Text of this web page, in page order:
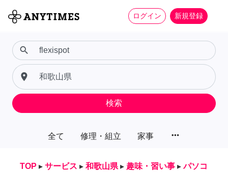
ログイン 新規登録
全て 修理・組立 家事 more_horiz
search
place
検索
TOP ▸ サービス ▸ 和歌山県 ▸ 趣味・習い事 ▸ パソコ